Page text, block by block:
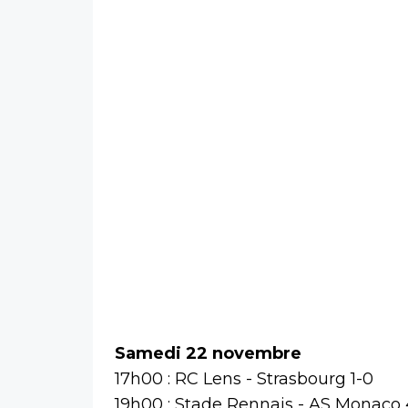
Samedi 22 novembre
17h00 : RC Lens - Strasbourg 1-0